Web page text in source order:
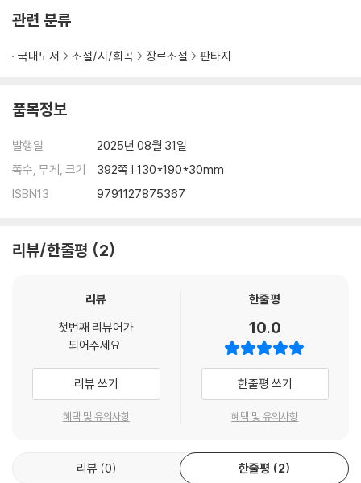
관련 분류
국내도서 소설/시/희곡 장르소설 판타지
품목정보
발행일
2025년 08월 31일
쪽수, 무게, 크기
392쪽 | 130*190*30mm
ISBN13
9791127875367
리뷰/한줄평 2
리뷰
첫번째 리뷰어가
되어주세요.
리뷰 쓰기
혜택 및 유의사항
한줄평
10.0
한줄평 쓰기
혜택 및 유의사항
리뷰 0 한줄평 2